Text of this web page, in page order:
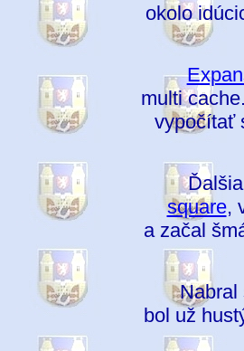
okolo
multi
vypočítať
square,
a začal
bol už